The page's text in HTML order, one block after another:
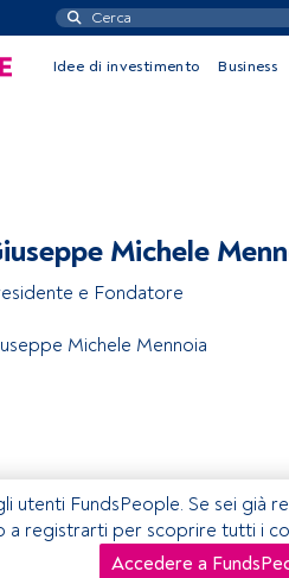
Idee di investimento Business
Michele
e Fondatore
Michele Mennoia
utenti FundsPeople. Se sei già
a registrarti per scoprire tutti i
Accedere a